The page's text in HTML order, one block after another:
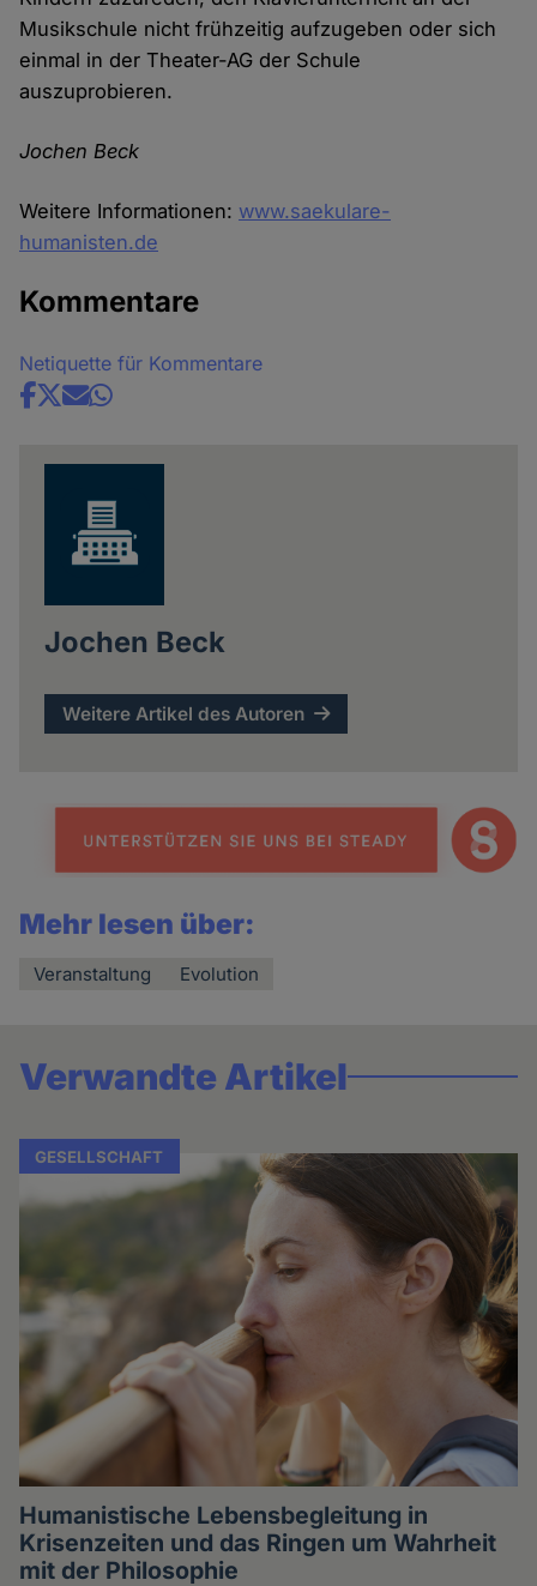
Musikschule nicht frühzeitig aufzugeben oder sich
einmal in der Theater-AG der Schule
auszuprobieren.
Jochen Beck
Weitere Informationen: www.saekulare-
humanisten.de
Kommentare
Netiquette für Kommentare
Share
Jochen Beck
Weitere Artikel des Autoren
Mehr lesen über:
Veranstaltung Evolution
Verwandte Artikel
GESELLSCHAFT
Humanistische Lebensbegleitung in
Krisenzeiten und das Ringen um Wahrheit
mit der Philosophie